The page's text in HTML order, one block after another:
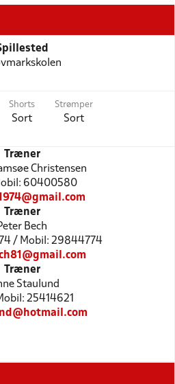
Shorts
Sort
Strømper
Sort
Træner
Christensen
60400580
Træner
Bech
/ Mobil: 29844774
Træner
Staulund
25414621